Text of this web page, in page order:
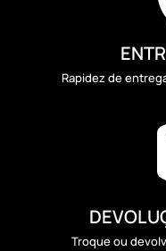
Rapidez de
Troque ou